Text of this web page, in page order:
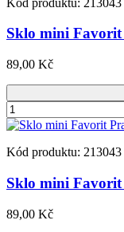
Sklo mini
89,00 Kč
Kód produktu: 213043
Sklo mini
89,00 Kč